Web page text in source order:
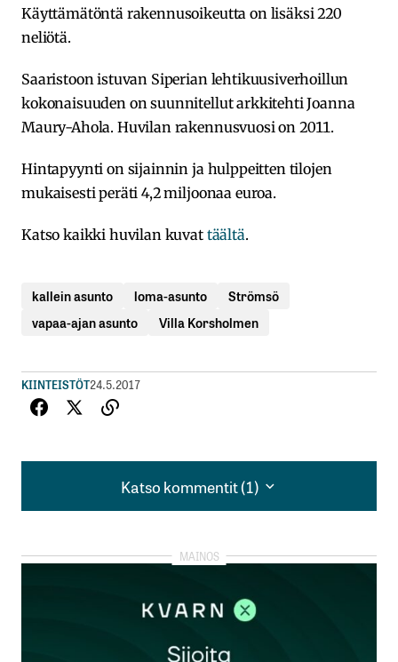
Käyttämätöntä rakennusoikeutta on lisäksi 220
neliötä.
Saaristoon istuvan Siperian lehtikuusiverhoillun
kokonaisuuden on suunnitellut arkkitehti Joanna
Maury-Ahola. Huvilan rakennusvuosi on 2011.
Hintapyynti on sijainnin ja hulppeitten tilojen
mukaisesti peräti 4,2 miljoonaa euroa.
Katso kaikki huvilan kuvat täältä.
kallein asunto loma-asunto
Strömsö
vapaa-ajan asunto
Villa Korsholmen
KIINTEISTÖT24.5.2017
Katso kommentit (1)
Katso kommentit (1)
rekisteröityä